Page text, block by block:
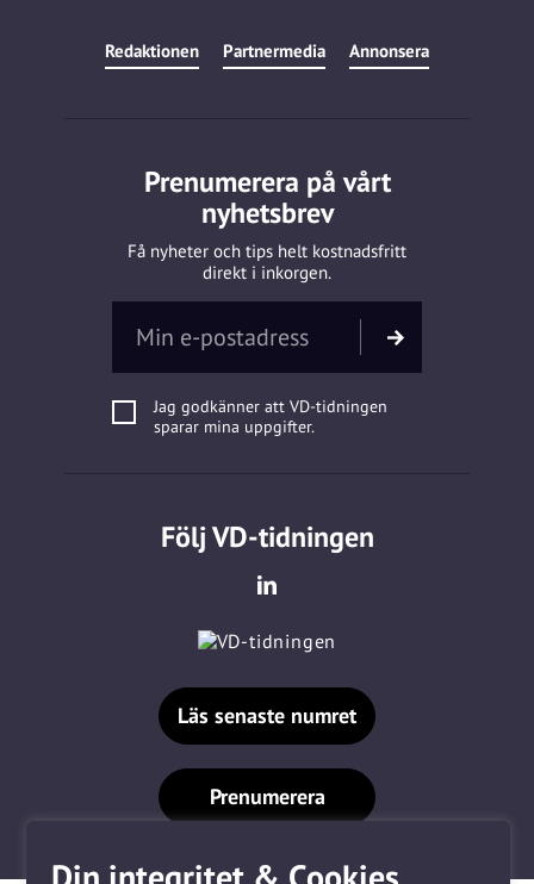
Redaktionen Partnermedia Annonsera
Prenumerera på vårt
nyhetsbrev
Få nyheter och tips helt kostnadsfritt
direkt i inkorgen.
Jag godkänner att VD-tidningen
sparar mina uppgifter.
Följ VD-tidningen
Läs senaste numret
Prenumerera